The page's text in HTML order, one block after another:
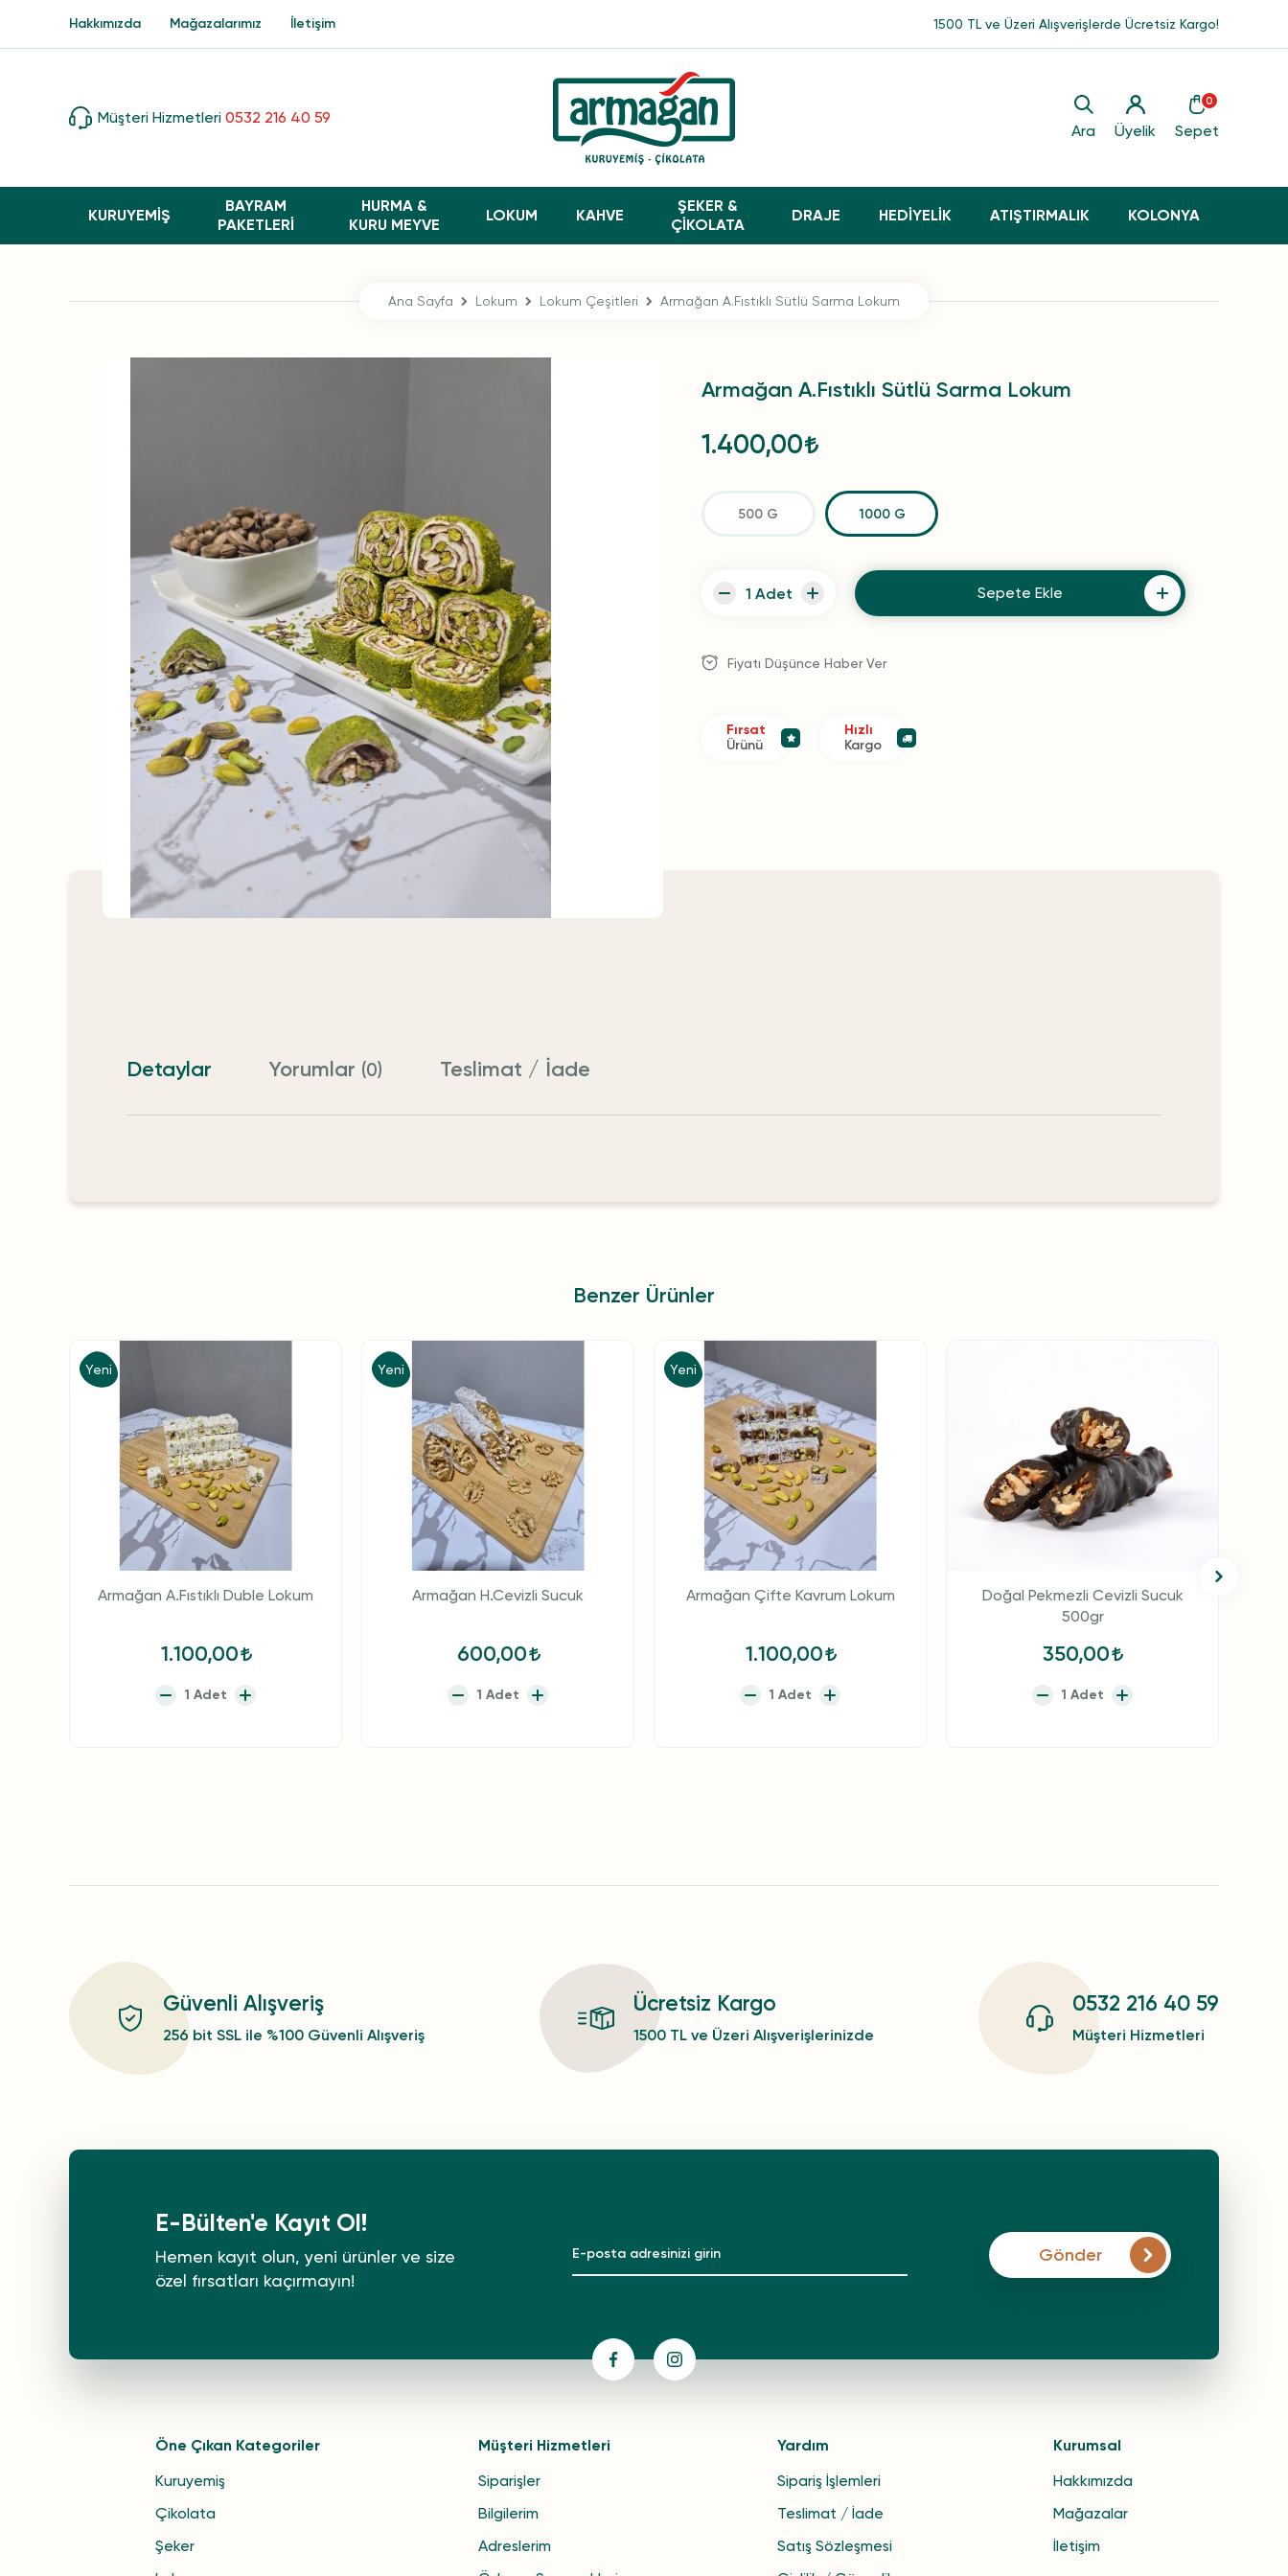
Müşteri Hizmetleri 0532 216 40 59
Ara Üyelik
0
Sepet
KURUYEMİŞ
BAYRAM
PAKETLERI
HURMA &
KURU MEYVE
LOKUM KAHVE
ŞEKER &
ÇİKOLATA
DRAJE HEDİYELİK ATIŞTIRMALIK KOLONYA
Hakkımızda Mağazalarımız İletişim 1500 TL ve Üzeri Alışverişlerde Ücretsiz Kargo!
Ana Sayfa Lokum Lokum Çeşitleri Armağan A.Fıstıklı Sütlü Sarma Lokum
Armağan A.Fıstıklı Sütlü Sarma Lokum
1.400,00
500 G 1000 G
Sepete Ekle
Fiyatı Düşünce Haber Ver
Fırsat
Ürünü
Hızlı
Kargo
Detaylar Yorumlar (0) Teslimat / İade
Benzer Ürünler
Yeni
Armağan A.Fıstıklı Duble Lokum
1.100,00
Yeni
Armağan H.Cevizli Sucuk
600,00
Yeni
Armağan Çifte Kavrum Lokum
1.100,00
Doğal Pekmezli Cevizli Sucuk
500gr
350,00
Güvenli Alışveriş
256 bit SSL ile %100 Güvenli Alışveriş
Ücretsiz Kargo
1500 TL ve Üzeri Alışverişlerinizde
0532 216 40 59
Müşteri Hizmetleri
E-Bülten'e Kayıt Ol!
Hemen kayıt olun, yeni ürünler ve size
özel fırsatları kaçırmayın!
Gönder
Öne Çıkan Kategoriler
Kuruyemiş
Çikolata
Şeker
Müşteri Hizmetleri
Siparişler
Bilgilerim
Adreslerim
Yardım
Sipariş İşlemleri
Teslimat / İade
Satış Sözleşmesi
Kurumsal
Hakkımızda
Mağazalar
İletişim